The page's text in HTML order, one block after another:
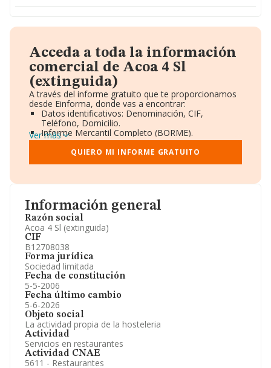
Información general
Razón social
Acoa 4 Sl (extinguida)
CIF
B12708038
Forma jurídica
Sociedad limitada
Fecha de constitución
5-5-2006
Fecha último cambio
5-6-2026
Objeto social
La actividad propia de la hosteleria
Actividad
Servicios en restaurantes
Actividad CNAE
5611 - Restaurantes
Acceda a toda la información
comercial de Acoa 4 Sl
(extinguida)
A través del informe gratuito que te proporcionamos
desde Einforma, donde vas a encontrar:
Datos identificativos: Denominación, CIF,
Teléfono, Domicilio.
Informe Mercantil Completo (BORME).
Gráficos de Evolución Ventas y Empleados.
Consejo de Administración y Administradores.
Directivos y Ejecutivos.
Información oficial y registral complementaria.
Ver más
QUIERO MI INFORME GRATUITO